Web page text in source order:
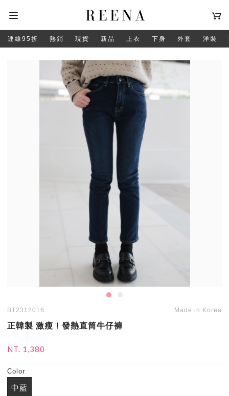
連線95折 熱銷 現貨 新品 上衣 下身 外套 洋裝
BT2312016 Made in Korea
正韓製 激瘦！發熱直筒牛仔褲
NT. 1,380
Color
中藍